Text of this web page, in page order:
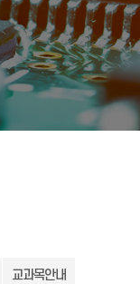
교과목안내